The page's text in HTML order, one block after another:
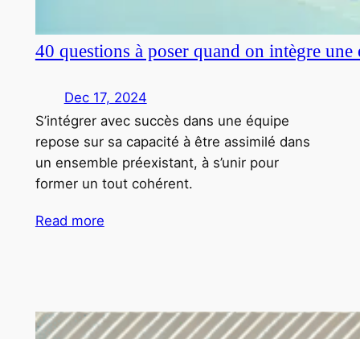
40 questions à poser quand on intègre
Dec 17, 2024
S’intégrer avec succès dans une équipe
repose sur sa capacité à être assimilé dans
un ensemble préexistant, à s’unir pour
former un tout cohérent.
Read more